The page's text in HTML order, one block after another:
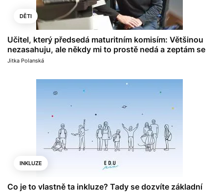
DĚTI
Učitel, který předsedá maturitním komisím: Většinou
nezasahuju, ale někdy mi to prostě nedá a zeptám se
Jitka Polanská
INKLUZE
Co je to vlastně ta inkluze? Tady se dozvíte základní